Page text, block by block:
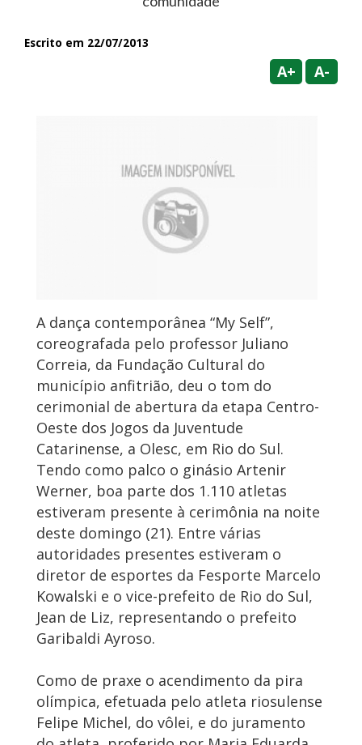
Escrito em 22/07/2013
A+ A-
A dança contemporânea “My Self”,
coreografada pelo professor Juliano
Correia, da Fundação Cultural do
município anfitrião, deu o tom do
cerimonial de abertura da etapa Centro-
Oeste dos Jogos da Juventude
Catarinense, a Olesc, em Rio do Sul.
Tendo como palco o ginásio Artenir
Werner, boa parte dos 1.110 atletas
estiveram presente à cerimônia na noite
deste domingo (21). Entre várias
autoridades presentes estiveram o
diretor de esportes da Fesporte Marcelo
Kowalski e o vice-prefeito de Rio do Sul,
Jean de Liz, representando o prefeito
Garibaldi Ayroso.
Como de praxe o acendimento da pira
olímpica, efetuada pelo atleta riosulense
Felipe Michel, do vôlei, e do juramento